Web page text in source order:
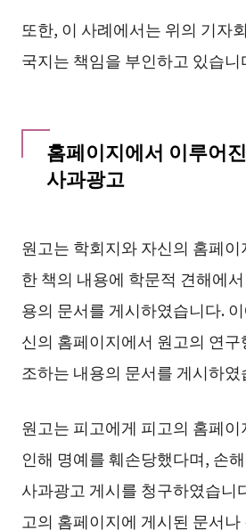
또한, 이 사례에서는 위의 기자
국지는 책임을 부인하고 있습니
홈페이지에서 이루어
사과광고
원고는 학회지와 자신의 홈페
한 책의 내용에 학문적 견해에
용의 문서를 게시하였습니다.
신의 홈페이지에서 원고의 연
조하는 내용의 문서를 게시하였
원고는 피고에게 피고의 홈페
인해 명예를 훼손당했다며, 손
사과광고 게시를 청구하였습니
고의 홈페이지에 게시된 문서나